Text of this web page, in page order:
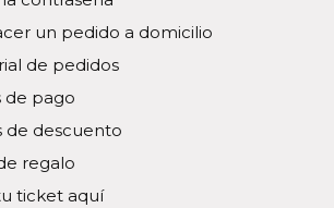
un pedido a domicilio
de pedidos
de pago
de descuento
regalo
ticket aquí